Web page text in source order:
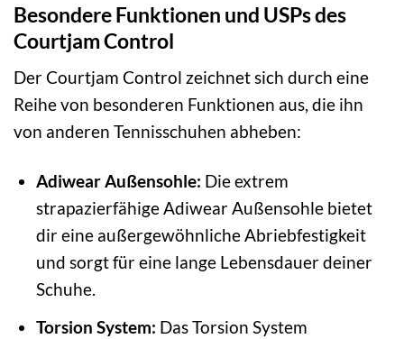
Besondere Funktionen und USPs des
Courtjam Control
Der Courtjam Control zeichnet sich durch eine
Reihe von besonderen Funktionen aus, die ihn
von anderen Tennisschuhen abheben:
Adiwear Außensohle: Die extrem
strapazierfähige Adiwear Außensohle bietet
dir eine außergewöhnliche Abriebfestigkeit
und sorgt für eine lange Lebensdauer deiner
Schuhe.
Torsion System: Das Torsion System